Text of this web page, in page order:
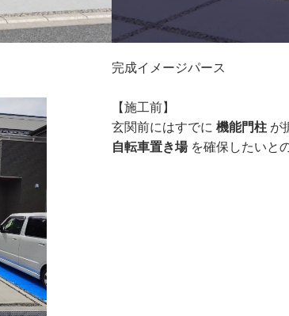
完成イメージパース
【施工前】
玄関前にはすでに 機能門柱 が
自転車置き場 を確保したいと